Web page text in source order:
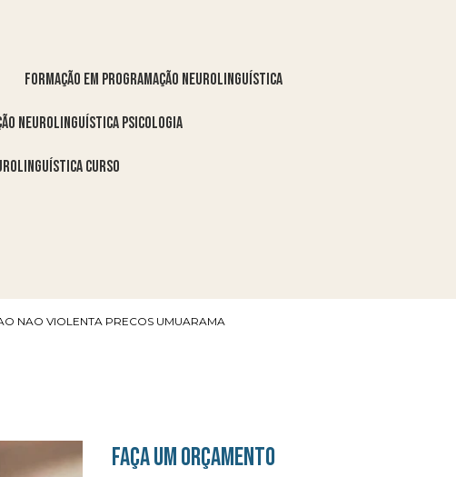
formação em programação neurolinguística
neurolinguística psicologia
curso
NAO VIOLENTA PRECOS UMUARAMA
FAÇA UM ORÇAMENTO